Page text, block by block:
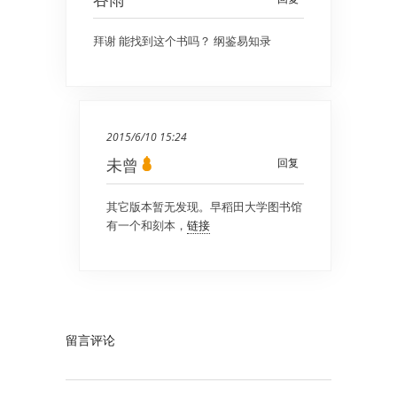
拜谢 能找到这个书吗？ 纲鉴易知录
2015/6/10 15:24
回复
未曾
其它版本暂无发现。早稻田大学图书馆
有一个和刻本， 链接
留言评论